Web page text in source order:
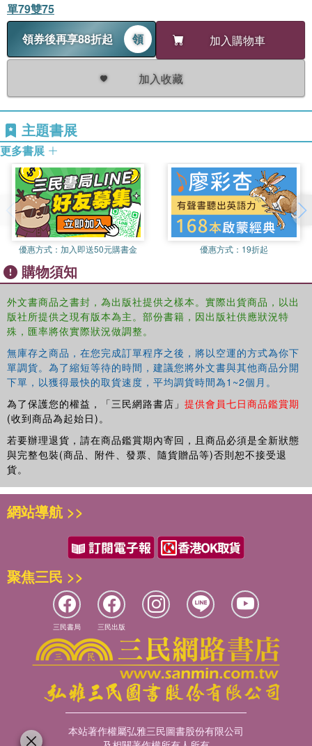
單79雙75
領券後再享88折起
領 加入購物車
加入收藏
主題書展
更多書展
優惠方式： 加入即送50元購書金 優惠方式： 19折起
購物須知
外文書商品之書封，為出版社提供之樣本。實際出貨商品，以出
版社所提供之現有版本為主。部份書籍，因出版社供應狀況特
殊，匯率將依實際狀況做調整。
無庫存之商品，在您完成訂單程序之後，將以空運的方式為你下
單調貨。為了縮短等待的時間，建議您將外文書與其他商品分開
下單，以獲得最快的取貨速度，平均調貨時間為1~2個月。
為了保護您的權益，「三民網路書店」 提供會員七日商品鑑賞期
(收到商品為起始日)。
若要辦理退貨，請在商品鑑賞期內寄回，且商品必須是全新狀態
與完整包裝(商品、附件、發票、隨貨贈品等)否則恕不接受退
貨。
網站導航 >>
聚焦三民 >>
三民書局 三民出版
本站著作權屬弘雅三民圖書股份有限公司